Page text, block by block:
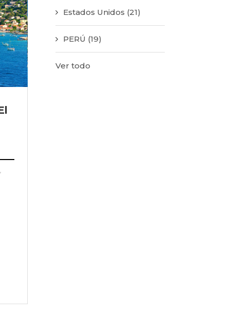
Estados Unidos (21)
PERÚ (19)
Ver todo